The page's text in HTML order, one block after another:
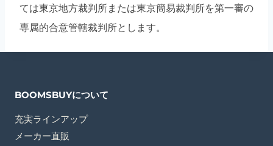
ては東京地方裁判所または東京簡易裁判所を第一審の
専属的合意管轄裁判所とします。
BOOMSBUYについて
充実ラインアップ
メーカー直販